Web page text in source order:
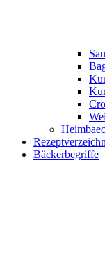
Bäckerbegriffe